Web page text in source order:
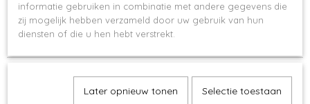
Opgelet droogbloemen zijn niet inbegrepen in de prijs maar kan je wel apart
bijbestellen,
informatie gebruiken in combinatie met andere gegevens die
zij mogelijk hebben verzameld door uw gebruik van hun
diensten of die u hen hebt verstrekt.
Later opnieuw tonen Selectie toestaan